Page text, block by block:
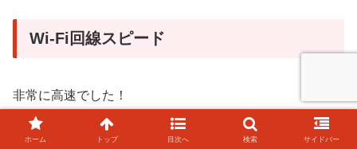
Wi-Fi回線スピード
非常に高速でした！
21:40頃の回線速度。
ホーム トップ 目次へ 検索 サイドバー